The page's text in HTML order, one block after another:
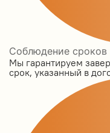
Соблюдение сроков
Мы гарантируем
срок, указанный в